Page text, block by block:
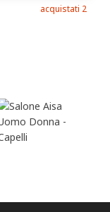
acquistati 2